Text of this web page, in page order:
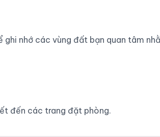
ghi nhớ các vùng đất bạn quan tâm
đến các trang đặt phòng.